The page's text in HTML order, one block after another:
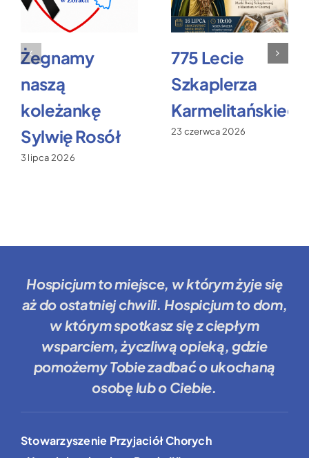
Żegnamy
naszą
koleżankę
Sylwię Rosół
3 lipca 2026
775 Lecie
Szkaplerza
Karmelitańskiego
23 czerwca 2026
Hospicjum to miejsce, w którym żyje się
aż do ostatniej chwili. Hospicjum to dom,
w którym spotkasz się z ciepłym
wsparciem, życzliwą opieką, gdzie
pomożemy Tobiezadbać o ukochaną
osobę lub o Ciebie.
Stowarzyszenie Przyjaciół Chorych